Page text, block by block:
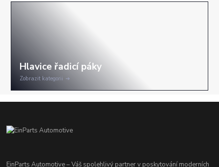
Zobrazit kategorii
EinParts Automotive – Váš spolehlivý partner v poskytování moderních